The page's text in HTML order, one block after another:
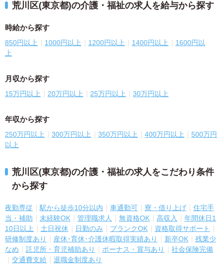
荒川区(東京都)の介護・福祉の求人を給与から探す
時給から探す
850円以上 1000円以上 1200円以上 1400円以上
1600円以
上
月収から探す
15万円以上 20万円以上 25万円以上 30万円以上
年収から探す
250万円以上 300万円以上 350万円以上 400万円以上
500万円
以上
荒川区(東京都)の介護・福祉の求人をこだわり条件
から探す
夜勤専従 駅から徒歩10分以内 車通勤可 寮・借り上げ
住宅手
当・補助
未経験OK 管理職求人 無資格OK 高収入
年間休日1
10日以上
土日祝休 日勤のみ ブランクOK
資格取得サポート
研修制度あり
産休･育休･介護休暇取得実績あり 新卒OK
残業少
なめ
託児所・育児補助あり ボーナス・賞与あり
社会保険完備
交通費支給
退職金制度あり